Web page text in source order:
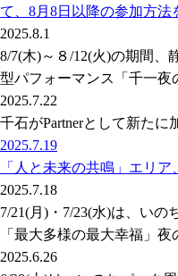
て、8月8日以降の参加方
2025.8.1
8/7(木)～８/12(火)の期間、
型パフォーマンス「千一夜
2025.7.22
千石がPartnerとして新たに
2025.7.19
「人と未来の共鳴」エリ
2025.7.18
7/21(月)・7/23(水)は、いの
「最大多様の最大幸福」
2025.6.26